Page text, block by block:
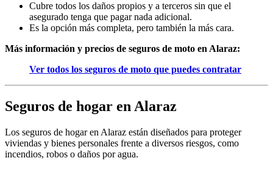
Cubre todos los daños propios y a terceros sin que el
asegurado tenga que pagar nada adicional.
Es la opción más completa, pero también la más cara.
Más información y precios de seguros de moto en Alaraz:
Ver todos los seguros de moto que puedes contratar
Seguros de hogar en Alaraz
Los seguros de hogar en Alaraz están diseñados para proteger
viviendas y bienes personales frente a diversos riesgos, como
incendios, robos o daños por agua.